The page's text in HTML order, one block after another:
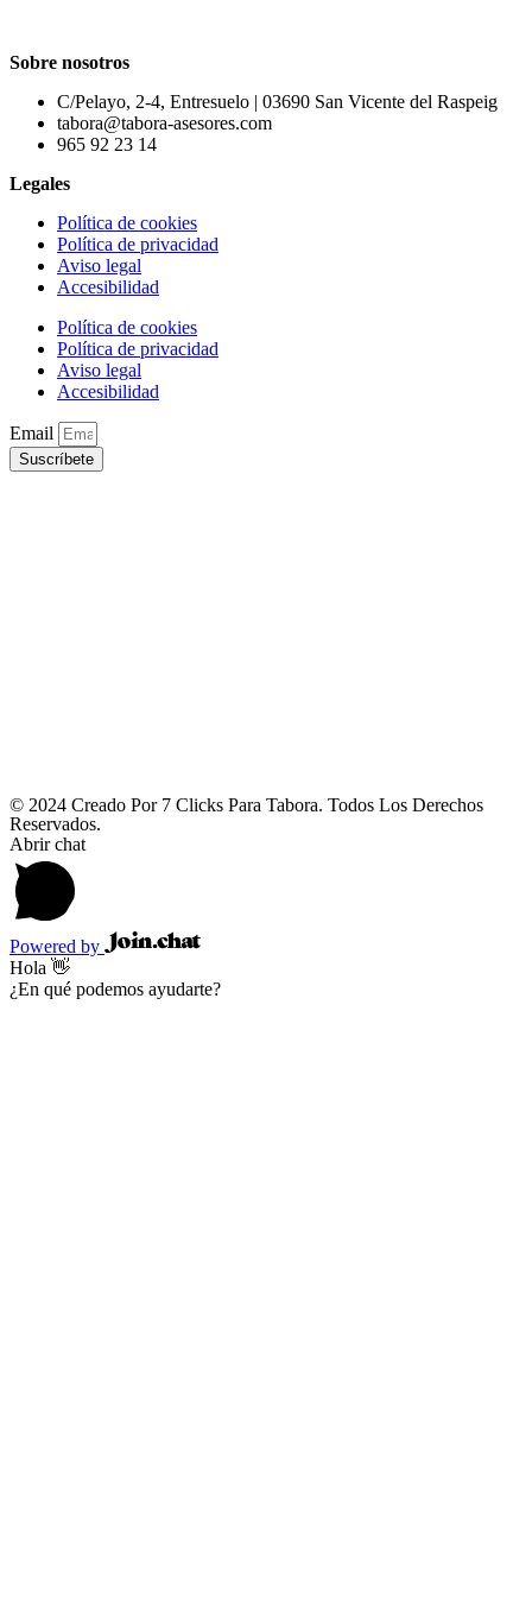
Sobre nosotros
C/Pelayo, 2-4, Entresuelo | 03690 San Vicente del Raspeig
tabora@tabora-asesores.com
965 92 23 14
Legales
Política de cookies
Política de privacidad
Aviso legal
Accesibilidad
Política de cookies
Política de privacidad
Aviso legal
Accesibilidad
Email
Suscríbete
© 2024 Creado Por 7 Clicks Para Tabora. Todos Los Derechos
Reservados.
Abrir chat
Powered by
Hola 👋
¿En qué podemos ayudarte?